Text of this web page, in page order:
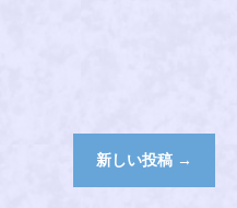
新しい投稿 →